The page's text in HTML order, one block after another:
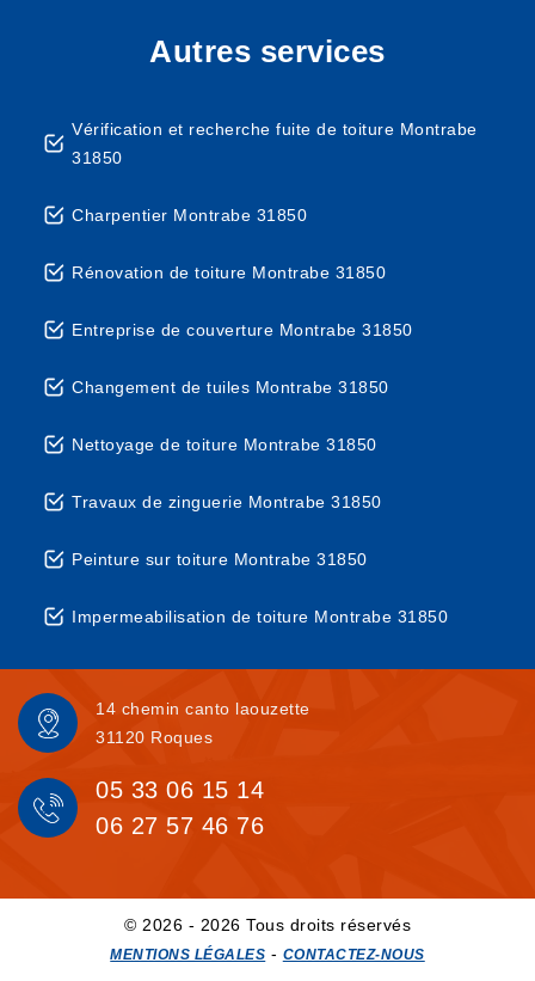
Autres services
Vérification et recherche fuite de toiture Montrabe
31850
Charpentier Montrabe 31850
Rénovation de toiture Montrabe 31850
Entreprise de couverture Montrabe 31850
Changement de tuiles Montrabe 31850
Nettoyage de toiture Montrabe 31850
Travaux de zinguerie Montrabe 31850
Peinture sur toiture Montrabe 31850
Impermeabilisation de toiture Montrabe 31850
14 chemin canto laouzette
31120 Roques
05 33 06 15 14
06 27 57 46 76
© 2026 - 2026 Tous droits réservés
MENTIONS LÉGALES - CONTACTEZ-NOUS